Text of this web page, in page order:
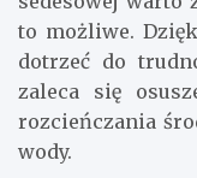
to możliwe.
dotrzeć do
zaleca się
rozcieńczania
wody.